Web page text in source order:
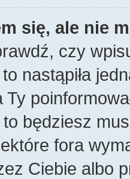
się, ale nie
czy
to nastąpiła
Ty
będziesz
fora
Ciebie albo